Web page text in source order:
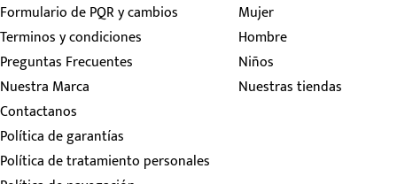
Formulario de PQR y cambios
Terminos y condiciones
Preguntas Frecuentes
Nuestra Marca
Contactanos
Política de garantías
Política de tratamiento personales
Mujer
Hombre
Niños
Nuestras tiendas